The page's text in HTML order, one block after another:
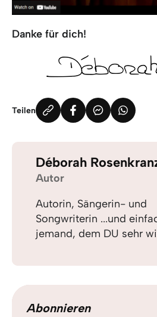
Danke für dich!
Teilen
Déborah
Autor
Autorin, Sängerin- und
Songwriterin ...und
jemand, dem DU sehr
Abonnieren